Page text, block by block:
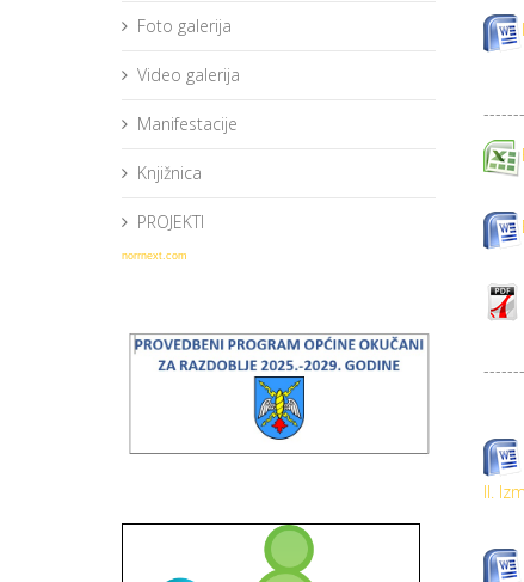
Foto galerija
Video galerija
Manifestacije
Knjižnica
PROJEKTI
norrnext.com
II.